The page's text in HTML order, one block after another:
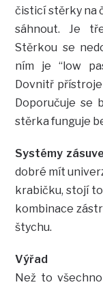
čisticí stěrky na
sáhnout. Je
Stěrkou se
ním je “low
Dovnitř
Doporučuje se
stěrka funguje
Systémy
dobré mít
krabičku, stojí
kombinace
štychu.
Výřad
Než to